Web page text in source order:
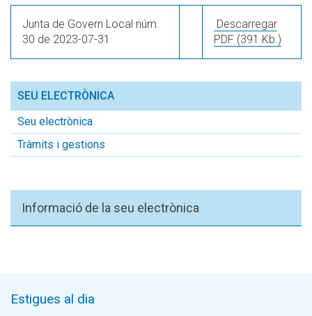
Junta de Govern Local núm.
30 de 2023-07-31
Descarregar
PDF (391 Kb.)
SEU ELECTRÒNICA
Seu electrònica
Tràmits i gestions
Informació de la seu electrònica
Estigues al dia